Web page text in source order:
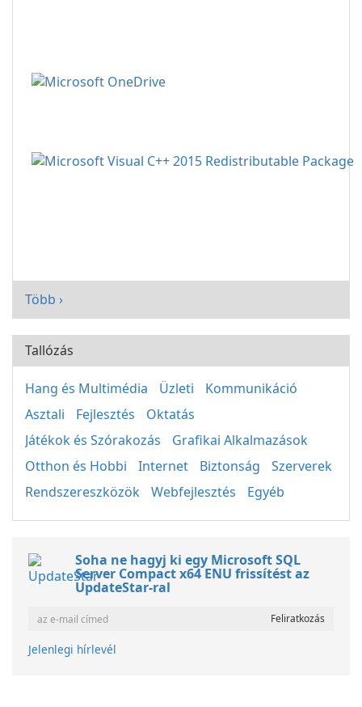
Több ›
Tallózás
Hang és Multimédia Üzleti
Kommunikáció
Asztali
Fejlesztés
Oktatás
Játékok és Szórakozás
Grafikai Alkalmazások
Otthon és Hobbi
Internet Biztonság
Szerverek
Rendszereszközök
Webfejlesztés Egyéb
Soha ne hagyj ki egy Microsoft SQL
Server Compact x64 ENU frissítést az
UpdateStar-ral
Jelenlegi hírlevél